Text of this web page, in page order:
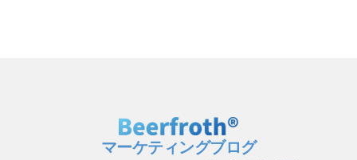
マーケティングブログ